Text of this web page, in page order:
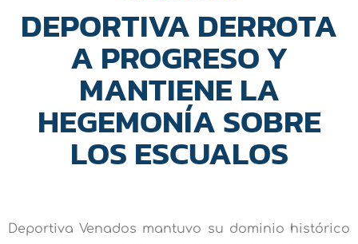
DEPORTIVA DERROTA
A PROGRESO Y
MANTIENE LA
HEGEMONÍA SOBRE
LOS ESCUALOS
Deportiva Venados mantuvo su dominio histórico